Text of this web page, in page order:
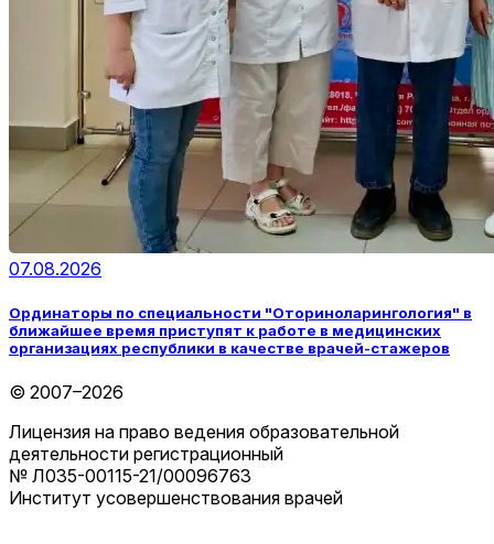
07.08.2026
Ординаторы по специальности "Оториноларингология" в
ближайшее время приступят к работе в медицинских
организациях республики в качестве врачей-стажеров
© 2007–2026
Лицензия на право ведения образовательной
деятельности регистрационный
№ Л035-00115-21/00096763
Институт усовершенствования врачей